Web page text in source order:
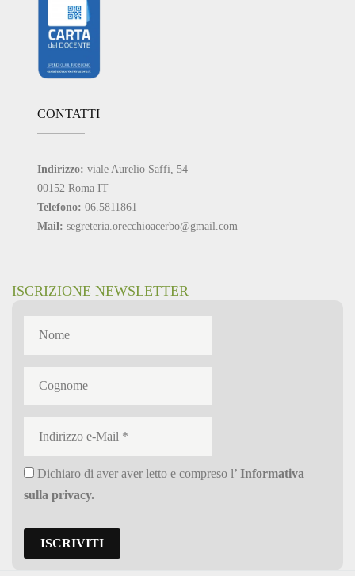
CONTATTI
Indirizzo: viale Aurelio Saffi, 54
00152 Roma IT
Telefono: 06.5811861
Mail: segreteria.orecchioacerbo@gmail.com
ISCRIZIONE NEWSLETTER
Dichiaro di aver aver letto e compreso l’ Informativa
sulla privacy.